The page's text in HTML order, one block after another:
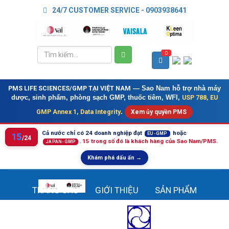
24/7 CUSTOMER SERVICE - 0903938641
0
PMS LIFE SCIENCES/GMP TẠI VIỆT NAM — Sao Nam hỗ trợ nhà máy
dược, sinh phẩm, phòng sạch GMP, thuốc tiêm, WFI, USP 788, EU
GMP Annex 1, Data Integrity. Xem ủy quyền PMS
15/24
Cả nước chỉ có 24 doanh nghiệp đạt EU-GMP hoặc
JAPAN-GMP . 15 trong số đó là khách hàng của Sao Nam/PMS.
Khám phá dấu ấn →
TRANG CHỦ GIỚI THIỆU SẢN PHẨM